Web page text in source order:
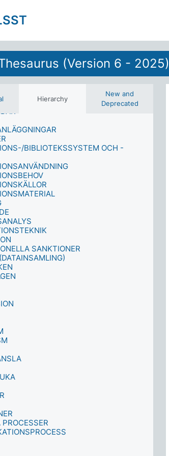
(Version 6 - 2025)
Hierarchy
New and
Deprecated
NÄRBESLÄKTADE ÄMNEN
BIBLIOTEKSSYSTEM OCH -
SANKTIONER